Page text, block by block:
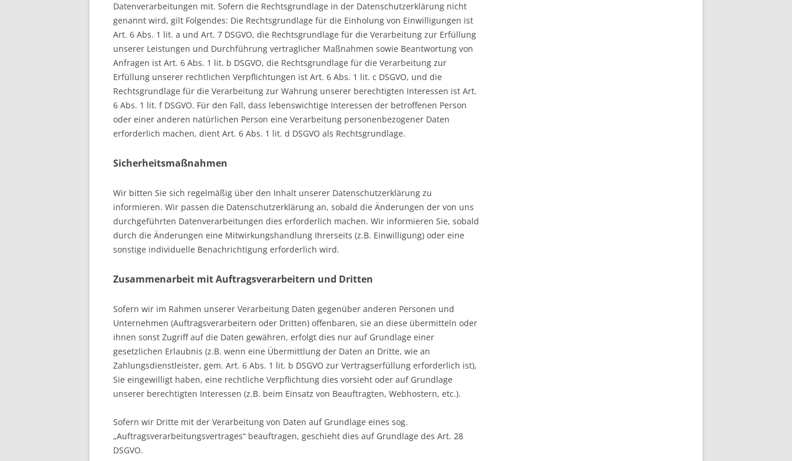
Datenverarbeitungen mit. Sofern die Rechtsgrundlage in der Datenschutzerklärung nicht
genannt wird, gilt Folgendes: Die Rechtsgrundlage für die Einholung von Einwilligungen ist
Art. 6 Abs. 1 lit. a und Art. 7 DSGVO, die Rechtsgrundlage für die Verarbeitung zur Erfüllung
unserer Leistungen und Durchführung vertraglicher Maßnahmen sowie Beantwortung von
Anfragen ist Art. 6 Abs. 1 lit. b DSGVO, die Rechtsgrundlage für die Verarbeitung zur
Erfüllung unserer rechtlichen Verpflichtungen ist Art. 6 Abs. 1 lit. c DSGVO, und die
Rechtsgrundlage für die Verarbeitung zur Wahrung unserer berechtigten Interessen ist Art.
6 Abs. 1 lit. f DSGVO. Für den Fall, dass lebenswichtige Interessen der betroffenen Person
oder einer anderen natürlichen Person eine Verarbeitung personenbezogener Daten
erforderlich machen, dient Art. 6 Abs. 1 lit. d DSGVO als Rechtsgrundlage.
Sicherheitsmaßnahmen
Wir bitten Sie sich regelmäßig über den Inhalt unserer Datenschutzerklärung zu
informieren. Wir passen die Datenschutzerklärung an, sobald die Änderungen der von uns
durchgeführten Datenverarbeitungen dies erforderlich machen. Wir informieren Sie, sobald
durch die Änderungen eine Mitwirkungshandlung Ihrerseits (z.B. Einwilligung) oder eine
sonstige individuelle Benachrichtigung erforderlich wird.
Zusammenarbeit mit Auftragsverarbeitern und Dritten
Sofern wir im Rahmen unserer Verarbeitung Daten gegenüber anderen Personen und
Unternehmen (Auftragsverarbeitern oder Dritten) offenbaren, sie an diese übermitteln oder
ihnen sonst Zugriff auf die Daten gewähren, erfolgt dies nur auf Grundlage einer
gesetzlichen Erlaubnis (z.B. wenn eine Übermittlung der Daten an Dritte, wie an
Zahlungsdienstleister, gem. Art. 6 Abs. 1 lit. b DSGVO zur Vertragserfüllung erforderlich ist),
Sie eingewilligt haben, eine rechtliche Verpflichtung dies vorsieht oder auf Grundlage
unserer berechtigten Interessen (z.B. beim Einsatz von Beauftragten, Webhostern, etc.).
Sofern wir Dritte mit der Verarbeitung von Daten auf Grundlage eines sog.
„Auftragsverarbeitungsvertrages“ beauftragen, geschieht dies auf Grundlage des Art. 28
DSGVO.